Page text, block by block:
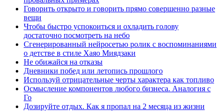
Говорить открыто и говорить прямо совершенно разные
вещи
Чтобы быстро успокоиться и охладить голову
достаточно посмотреть на небо
Сгенерированный нейросетью ролик с воспоминаниями
о детстве в стиле Хаяо Миядзаки
Не обижайся на отказы
Дневники побед или летопись прошлого
Используй отрицательные черты характера как топливо
Осмысление компонентов любого бизнеса. Аналогия с
Го
Дозируйте отдых. Как я пропал на 2 месяца из жизни